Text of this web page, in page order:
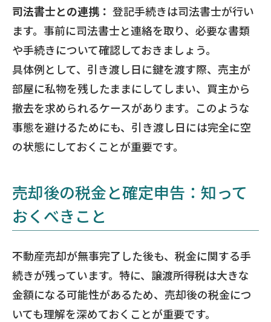
司法書士との連携： 登記手続きは司法書士が行い
ます。事前に司法書士と連絡を取り、必要な書類
や手続きについて確認しておきましょう。
具体例として、引き渡し日に鍵を渡す際、売主が
部屋に私物を残したままにしてしまい、買主から
撤去を求められるケースがあります。このような
事態を避けるためにも、引き渡し日には完全に空
の状態にしておくことが重要です。
売却後の税金と確定申告：知って
おくべきこと
不動産売却が無事完了した後も、税金に関する手
続きが残っています。特に、譲渡所得税は大きな
金額になる可能性があるため、売却後の税金につ
いても理解を深めておくことが重要です。